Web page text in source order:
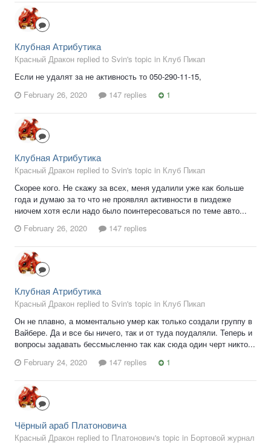
Клубная Атрибутика
Красный Дракон replied to Svin's topic in Клуб Пикап
Если не удалят за не активность то 050-290-11-15,
February 26, 2020
147 replies 1
Клубная Атрибутика
Красный Дракон replied to Svin's topic in Клуб Пикап
Скорее кого. Не скажу за всех, меня удалили уже как больше
года и думаю за то что не проявлял активности в пиздеже
ниочем хотя если надо было поинтересоваться по теме авто...
February 26, 2020
147 replies
Клубная Атрибутика
Красный Дракон replied to Svin's topic in Клуб Пикап
Он не плавно, а моментально умер как только создали группу в
Вайбере. Да и все бы ничего, так и от туда поудаляли. Теперь и
вопросы задавать бессмысленно так как сюда один черт никто...
February 24, 2020
147 replies 1
Чёрный араб Платоновича
Красный Дракон replied to Платонович's topic in Бортовой журнал